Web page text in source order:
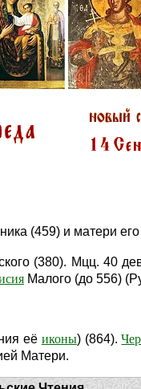
(459) и матери его
(380). Мцц. 40
Малого (до 556)
её иконы) (864).
Матери.